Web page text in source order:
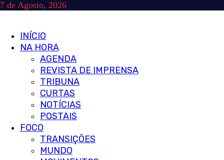
Skip
7 de Agosto, 2026
Primary
Menu
INÍCIO
NA HORA
AGENDA
REVISTA DE IMPRENSA
TRIBUNA
CURTAS
NOTÍCIAS
POSTAIS
FOCO
TRANSIÇÕES
MUNDO